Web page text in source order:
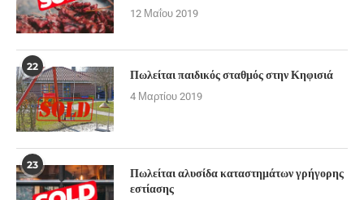
12 Μαΐου 2019
22 Πωλείται παιδικός σταθμός στην Κηφισιά
4 Μαρτίου 2019
23
Πωλείται αλυσίδα καταστημάτων γρήγορης
εστίασης